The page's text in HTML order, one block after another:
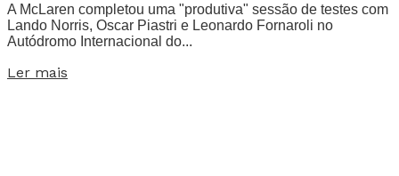
A McLaren completou uma "produtiva" sessão de testes com
Lando Norris, Oscar Piastri e Leonardo Fornaroli no
Autódromo Internacional do...
Ler mais